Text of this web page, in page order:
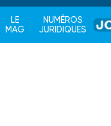
LE
MAG
NUMÉROS
JURIDIQUES